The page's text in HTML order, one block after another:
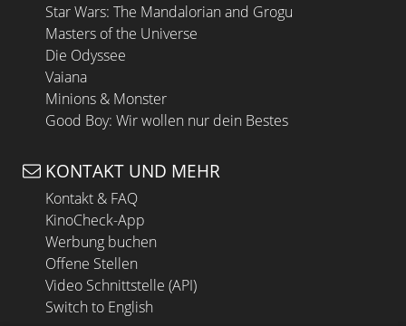
Star Wars: The Mandalorian and Grogu
Masters of the Universe
Die Odyssee
Vaiana
Minions & Monster
Good Boy: Wir wollen nur dein Bestes
KONTAKT UND MEHR
Kontakt & FAQ
KinoCheck-App
Werbung buchen
Offene Stellen
Video Schnittstelle (API)
Switch to English